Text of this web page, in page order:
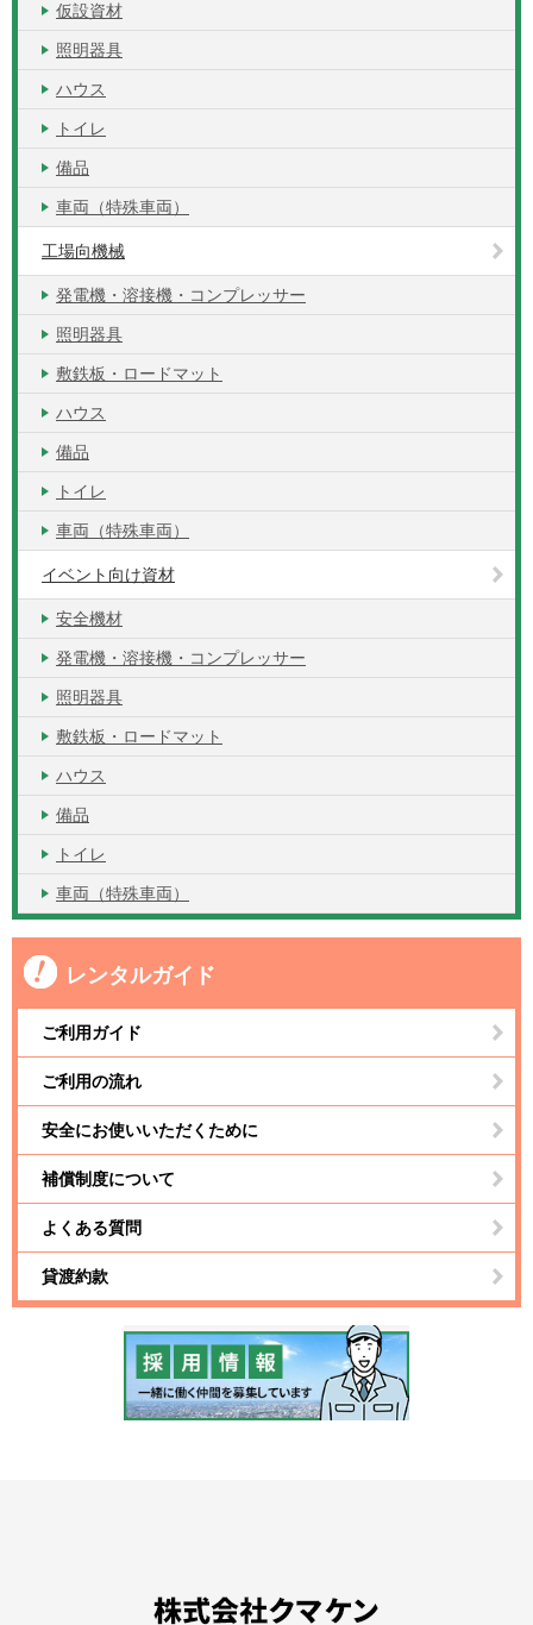
仮設資材
照明器具
ハウス
トイレ
備品
車両（特殊車両）
工場向機械
発電機・溶接機・コンプレッサー
照明器具
敷鉄板・ロードマット
ハウス
備品
トイレ
車両（特殊車両）
イベント向け資材
安全機材
発電機・溶接機・コンプレッサー
照明器具
敷鉄板・ロードマット
ハウス
備品
トイレ
車両（特殊車両）
レンタルガイド
ご利用ガイド
ご利用の流れ
安全にお使いいただくために
補償制度について
よくある質問
貸渡約款